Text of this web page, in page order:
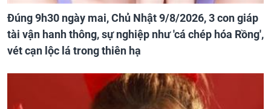
Đúng 9h30 ngày mai, Chủ Nhật 9/8/2026, 3 con giáp
tài vận hanh thông, sự nghiệp như 'cá chép hóa Rồng',
vét cạn lộc lá trong thiên hạ